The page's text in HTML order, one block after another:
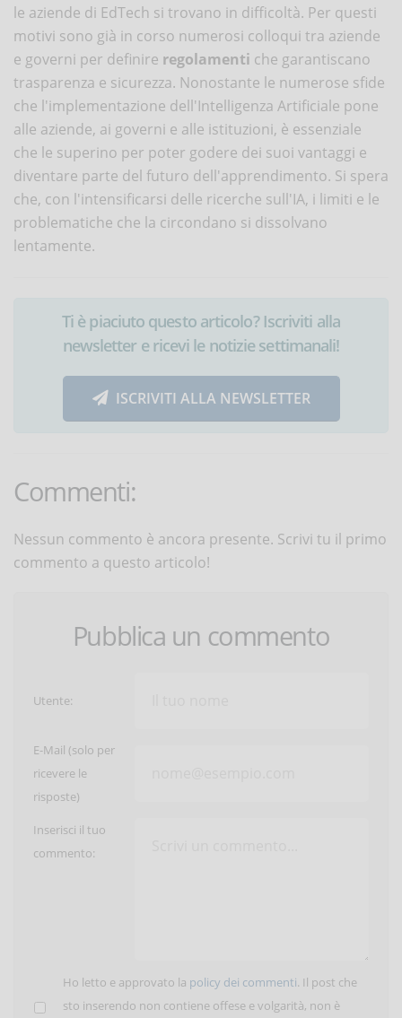
le aziende di EdTech si trovano in difficoltà. Per questi
motivi sono già in corso numerosi colloqui tra aziende
e governi per definire regolamenti che garantiscano
trasparenza e sicurezza. Nonostante le numerose sfide
che l'implementazione dell'Intelligenza Artificiale pone
alle aziende, ai governi e alle istituzioni, è essenziale
che le superino per poter godere dei suoi vantaggi e
diventare parte del futuro dell'apprendimento. Si spera
che, con l'intensificarsi delle ricerche sull'IA, i limiti e le
problematiche che la circondano si dissolvano
lentamente.
Ti è piaciuto questo articolo? Iscriviti alla
newsletter e ricevi le notizie settimanali!
ISCRIVITI ALLA NEWSLETTER
Commenti:
Nessun commento è ancora presente. Scrivi tu il primo
commento a questo articolo!
Pubblica un commento
Utente:
E-Mail (solo per
ricevere le
risposte)
Inserisci il tuo
commento:
Ho letto e approvato la policy dei commenti. Il post che
sto inserendo non contiene offese e volgarità, non è